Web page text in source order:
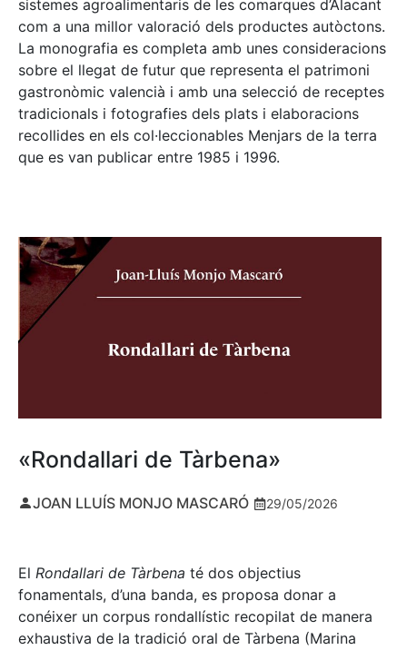
sistemes agroalimentaris de les comarques d’Alacant
com a una millor valoració dels productes autòctons.
La monografia es completa amb unes consideracions
sobre el llegat de futur que representa el patrimoni
gastronòmic valencià i amb una selecció de receptes
tradicionals i fotografies dels plats i elaboracions
recollides en els col·leccionables Menjars de la terra
que es van publicar entre 1985 i 1996.
«Rondallari de Tàrbena»
JOAN LLUÍS MONJO MASCARÓ 29/05/2026
El Rondallari de Tàrbena té dos objectius
fonamentals, d’una banda, es proposa donar a
conéixer un corpus rondallístic recopilat de manera
exhaustiva de la tradició oral de Tàrbena (Marina